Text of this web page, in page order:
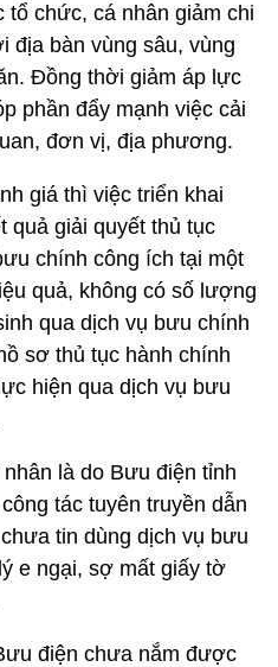
tổ chức, cá nhân giảm chi
địa bàn vùng sâu, vùng
Đồng thời giảm áp lực
phần đẩy mạnh việc cải
đơn vị, địa phương.
giá thì việc triển khai
quả giải quyết thủ tục
chính công ích tại một
quả, không có số lượng
qua dịch vụ bưu chính
sơ thủ tục hành chính
hiện qua dịch vụ bưu
là do Bưu điện tỉnh
tác tuyên truyền dẫn
tin dùng dịch vụ bưu
e ngại, sợ mất giấy tờ
điện chưa nắm được